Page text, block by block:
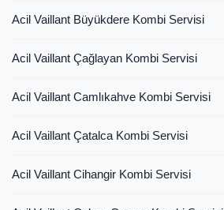
Acil Vaillant Büyükdere Kombi Servisi
Acil Vaillant Çağlayan Kombi Servisi
Acil Vaillant Camlıkahve Kombi Servisi
Acil Vaillant Çatalca Kombi Servisi
Acil Vaillant Cihangir Kombi Servisi